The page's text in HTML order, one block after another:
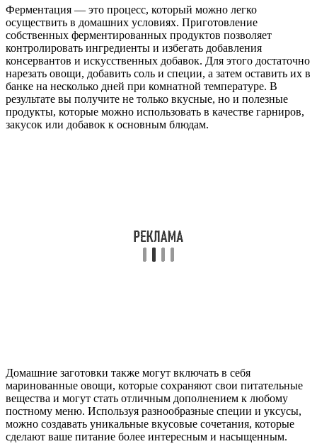
Ферментация — это процесс, который можно легко
осуществить в домашних условиях. Приготовление
собственных ферментированных продуктов позволяет
контролировать ингредиенты и избегать добавления
консервантов и искусственных добавок. Для этого достаточно
нарезать овощи, добавить соль и специи, а затем оставить их в
банке на несколько дней при комнатной температуре. В
результате вы получите не только вкусные, но и полезные
продукты, которые можно использовать в качестве гарниров,
закусок или добавок к основным блюдам.
Домашние заготовки также могут включать в себя
маринованные овощи, которые сохраняют свои питательные
вещества и могут стать отличным дополнением к любому
постному меню. Используя разнообразные специи и уксусы,
можно создавать уникальные вкусовые сочетания, которые
сделают ваше питание более интересным и насыщенным.